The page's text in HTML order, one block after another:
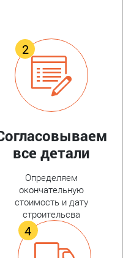
все детали
Определяем
окончательную
стоимость и дату
строительсва